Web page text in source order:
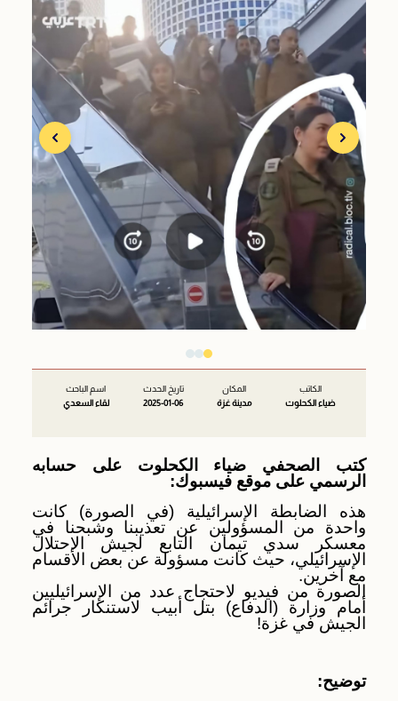
الكاتب
ضياء الكحلوت
المكان
مدينة غزة
تاريخ الحدث
2025-01-06
اسم الباحث
لقاء السعدي
كتب الصحفي ضياء الكحلوت على حسابه
الرسمي على موقع فيسبوك:
هذه الضابطة الإسرائيلية (في الصورة) كانت
واحدة من المسؤولين عن تعذيبنا وشبحنا في
معسكر سدي تيمان التابع لجيش الاحتلال
الإسرائيلي، حيث كانت مسؤولة عن بعض الأقسام
مع آخرين.
الصورة من فيديو لاحتجاج عدد من الإسرائيليين
أمام وزارة (الدفاع) بتل أبيب لاستنكار جرائم
الجيش في غزة!
توضيح: